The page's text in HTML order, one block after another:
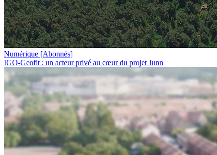
Numérique [Abonnés]
IGO-Geofit : un acteur privé au cœur du projet Junn